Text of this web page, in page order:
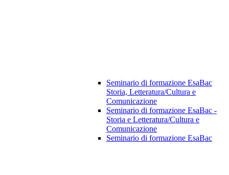
Seminario di formazione EsaBac
Storia, Letteratura/Cultura e
Comunicazione
Seminario di formazione EsaBac -
Storia e Letteratura/Cultura e
Comunicazione
Seminario di formazione EsaBac